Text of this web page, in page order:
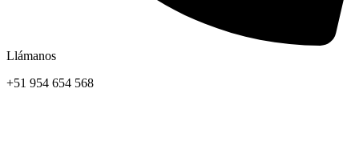
Llámanos
+51 954 654 568